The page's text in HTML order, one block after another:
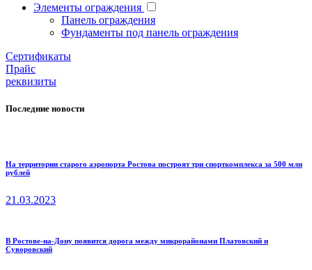
Элементы ограждения
Панель ограждения
Фундаменты под панель ограждения
Cертификаты
Прайс
реквизиты
Последние новости
На территории старого аэропорта Ростова построят три спорткомплекса за 500 млн
рублей
21.03.2023
В Ростове-на-Дону появится дорога между микрорайонами Платовский и
Суворовский